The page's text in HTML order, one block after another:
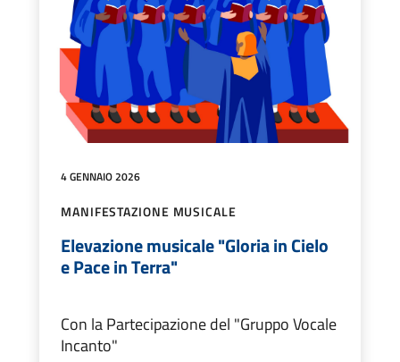
4 GENNAIO 2026
MANIFESTAZIONE MUSICALE
Elevazione musicale "Gloria in Cielo
e Pace in Terra"
Con la Partecipazione del "Gruppo Vocale
Incanto"